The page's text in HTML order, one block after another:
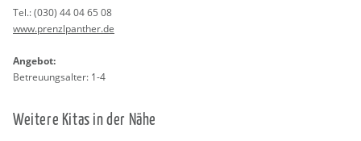
Tel.:(030) 44 04 65 08
www.​pre​nzlp​anth​er.​de
An­ge­bot:
Be­treu­ungs­al­ter: 1-4
Wei­te­re Kitas in der Nähe